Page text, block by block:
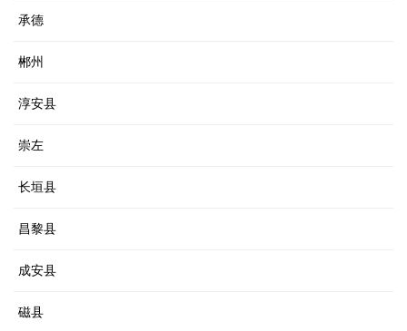
承德
郴州
淳安县
崇左
长垣县
昌黎县
成安县
磁县